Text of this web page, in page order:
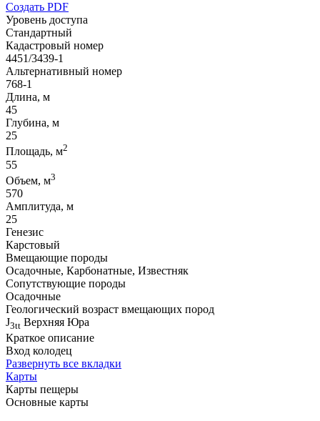
Создать PDF
Уровень доступа
Стандартный
Кадастровый номер
4451/3439-1
Альтернативный номер
768-1
Длина, м
45
Глубина, м
25
Площадь, м2
55
Объем, м3
570
Амплитуда, м
25
Генезис
Карстовый
Вмещающие породы
Осадочные, Карбонатные, Известняк
Сопутствующие породы
Осадочные
Геологический возраст вмещающих пород
J3tt Верхняя Юра
Краткое описание
Вход колодец
Развернуть все вкладки
Карты
Карты пещеры
Основные карты